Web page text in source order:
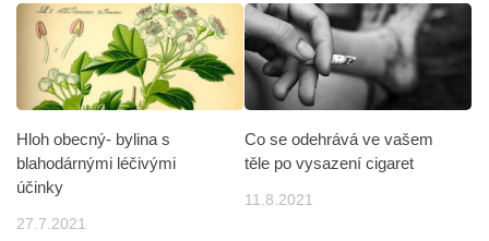
Hloh obecný- bylina s
blahodárnými léčivými
účinky
27.7.2021
Co se odehrává ve vašem
těle po vysazení cigaret
11.8.2021